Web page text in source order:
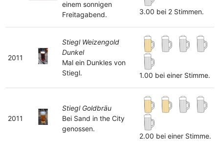
einem sonnigen
Freitagabend.
3.00 bei 2 Stimmen.
2011
Stiegl Weizengold
Dunkel
Mal ein Dunkles von
Stiegl.
1.00 bei einer Stimme.
2011
Stiegl Goldbräu
Bei Sand in the City
genossen.
2.00 bei einer Stimme.